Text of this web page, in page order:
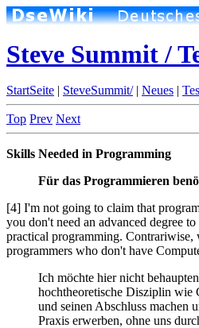
Steve Summit /
StartSeite | SteveSummit/| Neues |
Top Prev Next
Skills Needed in Programming
Für das Programmieren
[4] I'm not going to claim that
you don't need an advanced degree
practical programming. Contrariwise,
programmers who don't have
Ich möchte hier nicht
hochtheoretische Disziplin wie
und seinen Abschluss machen
Praxis erwerben, ohne uns